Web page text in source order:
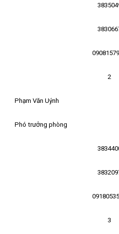
2
Phạm Văn Uýnh
Phó trưởng phòng
3